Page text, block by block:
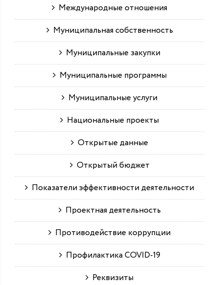
Международные отношения
Муниципальная собственность
Муниципальные закупки
Муниципальные программы
Муниципальные услуги
Национальные проекты
Открытые данные
Открытый бюджет
Показатели эффективности деятельности
Проектная деятельность
Противодействие коррупции
Профилактика COVID-19
Реквизиты